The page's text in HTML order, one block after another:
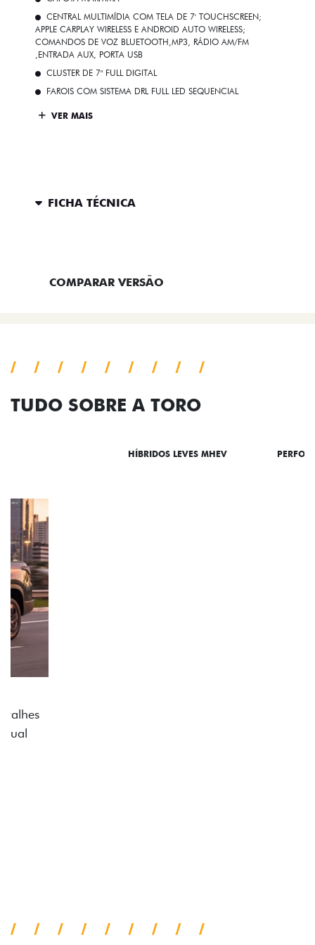
CENTRAL MULTIMÍDIA COM TELA DE 7' TOUCHSCREEN;
APPLE CARPLAY WIRELESS E ANDROID AUTO WIRELESS;
COMANDOS DE VOZ BLUETOOTH,MP3, RÁDIO AM/FM
,ENTRADA AUX, PORTA USB
CLUSTER DE 7" FULL DIGITAL
FAROIS COM SISTEMA DRL FULL LED SEQUENCIAL
VER MAIS
FICHA TÉCNICA
COMPARAR VERSÃO
TUDO SOBRE A TORO
HÍBRIDOS LEVES MHEV
Os adesivos aplicados no capô e nas laterais
reforçam a identidade única dessa edição para lá de
ÂNGULOS